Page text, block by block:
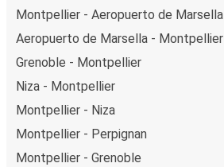
Montpellier - Aeropuerto de Marsella
Aeropuerto de Marsella - Montpellier
Grenoble - Montpellier
Niza - Montpellier
Montpellier - Niza
Montpellier - Perpignan
Montpellier - Grenoble